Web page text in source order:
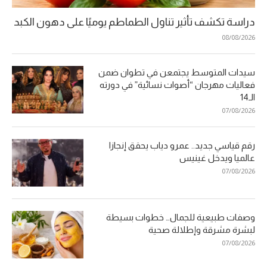
دراسة تكشف تأثير تناول الطماطم يوميًا على دهون الكبد
08/08/2026
سيدات المتوسط يجتمعن في تطوان ضمن
فعاليات مهرجان “أصوات نسائية” في دورته
الـ14
07/08/2026
رقم قياسي جديد.. عمرو دياب يحقق إنجازا
عالميا ويدخل غينيس
07/08/2026
وصفات طبيعية للجمال… خطوات بسيطة
لبشرة مشرقة وإطلالة صحية
07/08/2026